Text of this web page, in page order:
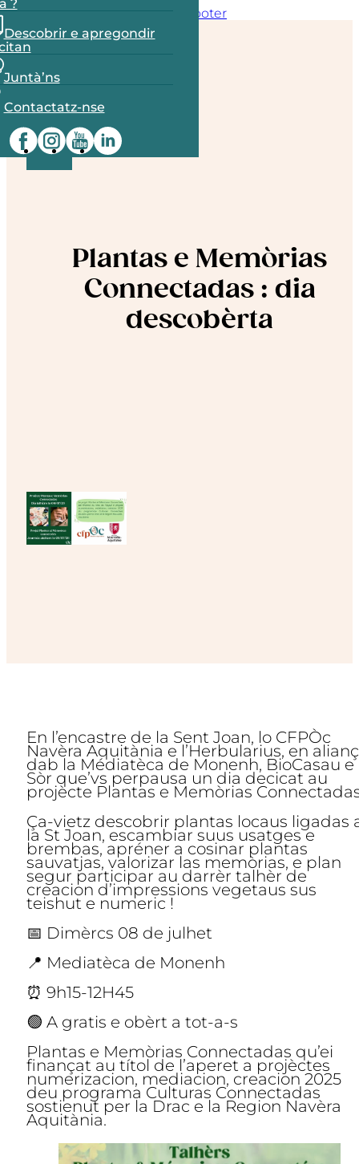
Skip to main content Skip to footer
FR
?
Descobrir e apregondir
Juntà’ns
Contactatz-nse
Plantas e Memòrias
Connectadas : dia
descobèrta
En l’encastre de la Sent Joan, lo CFPÒc
Navèra Aquitània e l’Herbularius, en
dab la Médiatèca de Monenh, BioCasau e
Sòr que’vs perpausa un dia decicat au
projècte Plantas e Memòrias
Ça-vietz descobrir plantas locaus ligadas
la St Joan, escambiar suus usatges e
brembas, apréner a cosinar plantas
sauvatjas, valorizar las memòrias, e plan
segur participar au darrèr talhèr de
creacion d’impressions vegetaus sus
teishut e numeric !
📅 Dimèrcs 08 de julhet
📍 Mediatèca de Monenh
⏰ 9h15-12H45
🟢 A gratis e obèrt a tot-a-s
Plantas e Memòrias Connectadas qu’ei
finançat au títol de l’aperet a projèctes
numerizacion, mediacion, creacion 2025
deu programa Culturas Connectadas
sostienut per la Drac e la Region Navèra
Aquitània.